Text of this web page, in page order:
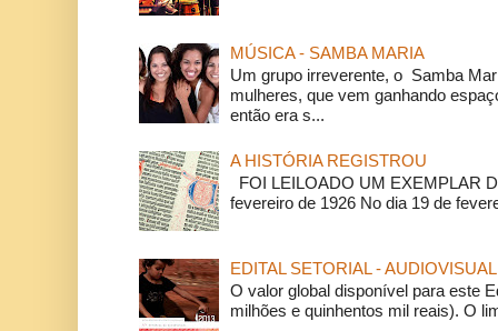
MÚSICA - SAMBA MARIA
Um grupo irreverente, o Samba
mulheres, que vem ganhando
então era s...
A HISTÓRIA REGISTROU
FOI LEILOADO UM EXEMPLAR
fevereiro de 1926 No dia 19 de
EDITAL SETORIAL - AUDIOVISUAL
O valor global disponível para este
milhões e quinhentos mil reais). O